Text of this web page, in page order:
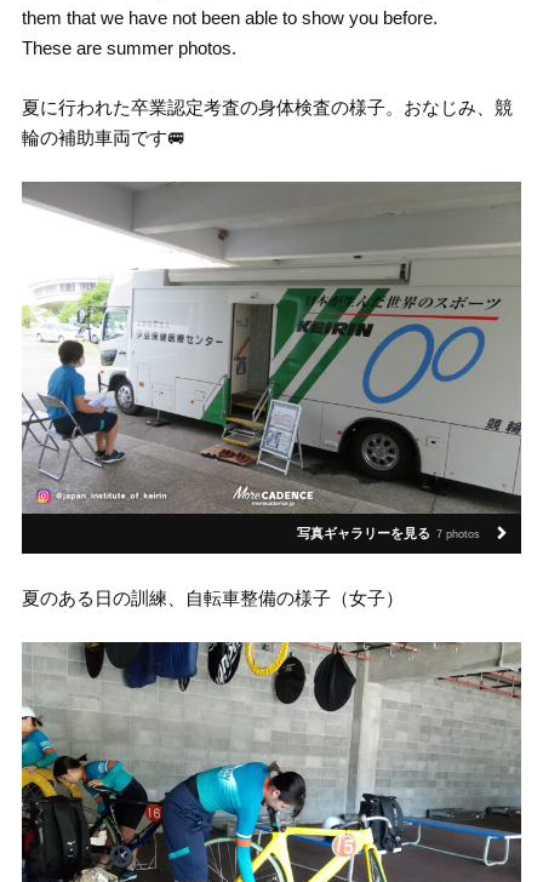
them that we have not been able to show you before.
These are summer photos.
夏に行われた卒業認定考査の身体検査の様子。おなじみ、競
輪の補助車両です🚐
写真ギャラリーを見る 7 photos
夏のある日の訓練、自転車整備の様子（女子）